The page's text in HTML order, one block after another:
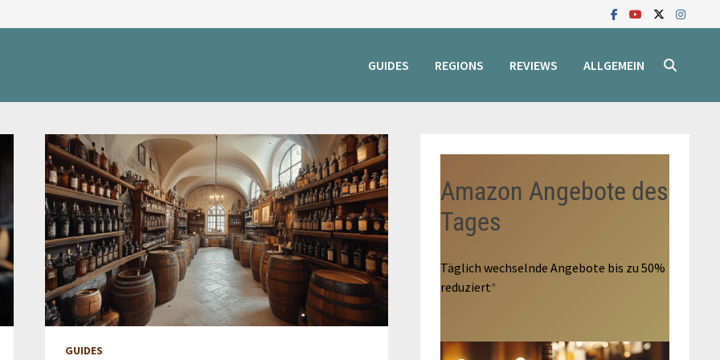
GUIDES REGIONS REVIEWS ALLGEMEIN
GUIDES
Amazon Angebote des
Tages
Täglich wechselnde Angebote bis zu 50%
reduziert*